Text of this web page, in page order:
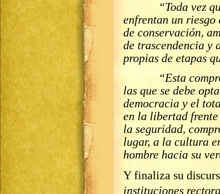
“Toda vez que
enfrentan un
de conservación,
de trascendencia y
propias de etapas
“Esta
las que se debe
democracia y el
en la libertad
la seguridad,
lugar, a la cultura
hombre hacia su
Y finaliza su
instituciones